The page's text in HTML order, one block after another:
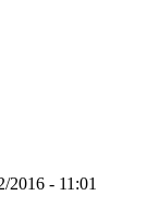
2016 - 11:01